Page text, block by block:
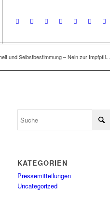
und Selbstbestimmung – Nein zur Impfpfli...
KATEGORIEN
Pressemitteilungen
Uncategorized